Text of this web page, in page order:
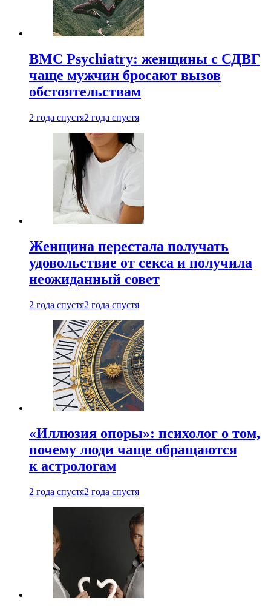
BMC Psychiatry: женщины с СДВГ
чаще мужчин бросают вызов
обстоятельствам
2 года спустя2 года спустя
Женщина перестала получать
удовольствие от секса и получила
неожиданный совет
2 года спустя2 года спустя
«Иллюзия опоры»: психолог о том,
почему люди чаще обращаются
к астрологам
2 года спустя2 года спустя